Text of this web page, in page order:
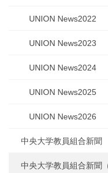
UNION News2022
UNION News2023
UNION News2024
UNION News2025
UNION News2026
中央大学教員組合新聞
中央大学教員組合新聞